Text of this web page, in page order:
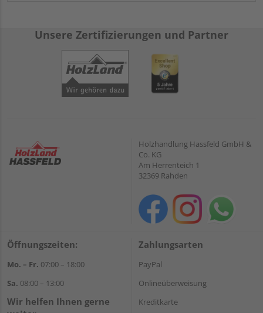
Unsere Zertifizierungen und Partner
Holzhandlung Hassfeld GmbH &
Co. KG
Am Herrenteich 1
32369 Rahden
Öffnungszeiten:
Mo. – Fr. 07:00 – 18:00
Sa. 08:00 – 13:00
Wir helfen Ihnen gerne
Zahlungsarten
PayPal
Onlineüberweisung
Kreditkarte